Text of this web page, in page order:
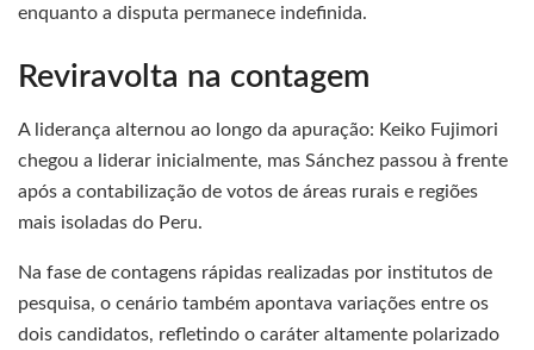
enquanto a disputa permanece indefinida.
Reviravolta na contagem
A liderança alternou ao longo da apuração: Keiko Fujimori
chegou a liderar inicialmente, mas Sánchez passou à frente
após a contabilização de votos de áreas rurais e regiões
mais isoladas do Peru.
Na fase de contagens rápidas realizadas por institutos de
pesquisa, o cenário também apontava variações entre os
dois candidatos, refletindo o caráter altamente polarizado